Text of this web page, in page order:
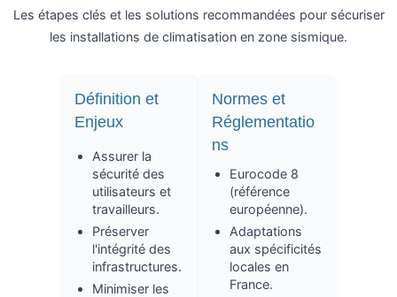
Les étapes clés et les solutions recommandées pour sécuriser
les installations de climatisation en zone sismique.
Définition et
Enjeux
Assurer la
sécurité des
utilisateurs et
travailleurs.
Préserver
l'intégrité des
infrastructures.
Minimiser les
Normes et
Réglementatio
ns
Eurocode 8
(référence
européenne).
Adaptations
aux spécificités
locales en
France.